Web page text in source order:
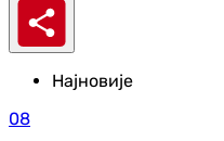
Најновије
08